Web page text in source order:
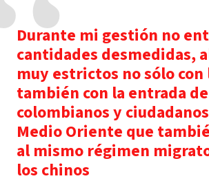
Durante mi gestión no
cantidades desmedidas,
muy estrictos no sólo
también con la entrada
colombianos y
Medio Oriente que
al mismo régimen
los chinos